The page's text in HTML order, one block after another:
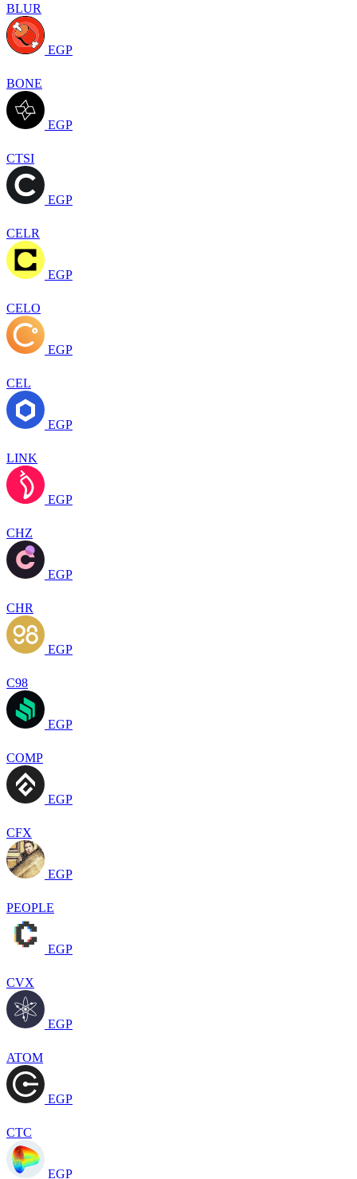
BLUR
EGP
BONE
EGP
CTSI
EGP
CELR
EGP
CELO
EGP
CEL
EGP
LINK
EGP
CHZ
EGP
CHR
EGP
C98
EGP
COMP
EGP
CFX
EGP
PEOPLE
EGP
CVX
EGP
ATOM
EGP
CTC
EGP